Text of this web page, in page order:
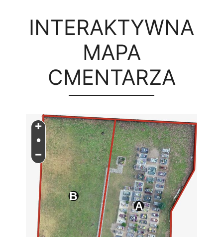
INTERAKTYWNA
MAPA
CMENTARZA
A
B
•
+
−